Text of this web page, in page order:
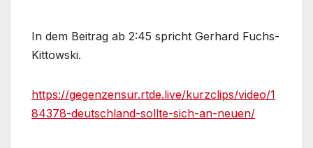
In dem Beitrag ab 2:45 spricht Gerhard Fuchs-
Kittowski.
https://gegenzensur.rtde.live/kurzclips/video/1
84378-deutschland-sollte-sich-an-neuen/